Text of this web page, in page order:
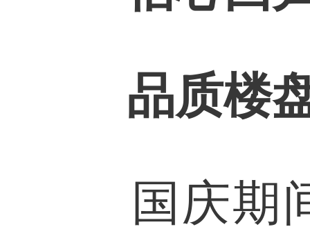
品质楼
国庆期间